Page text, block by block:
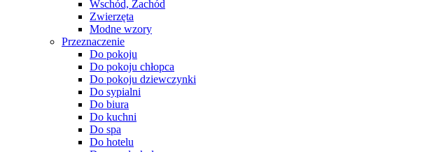
Wschód, Zachód
Zwierzęta
Modne wzory
Przeznaczenie
Do pokoju
Do pokoju chłopca
Do pokoju dziewczynki
Do sypialni
Do biura
Do kuchni
Do spa
Do hotelu